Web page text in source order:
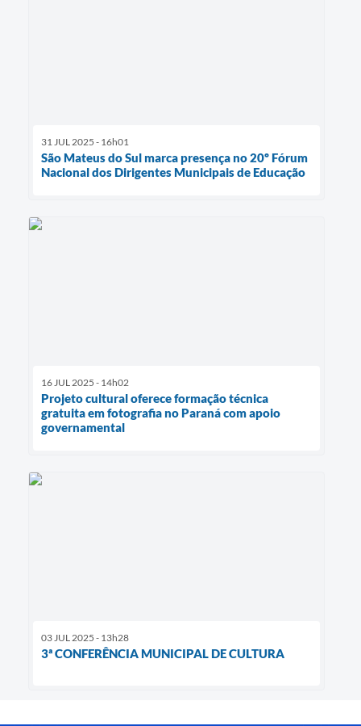
31 JUL 2025 - 16h01
São Mateus do Sul marca presença no 20º Fórum
Nacional dos Dirigentes Municipais de Educação
16 JUL 2025 - 14h02
Projeto cultural oferece formação técnica
gratuita em fotografia no Paraná com apoio
governamental
03 JUL 2025 - 13h28
3ª CONFERÊNCIA MUNICIPAL DE CULTURA